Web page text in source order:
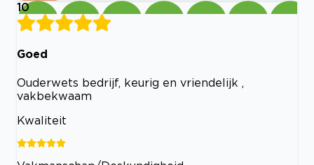
10
Goed
Ouderwets bedrijf, keurig en vriendelijk ,
vakbekwaam
Kwaliteit